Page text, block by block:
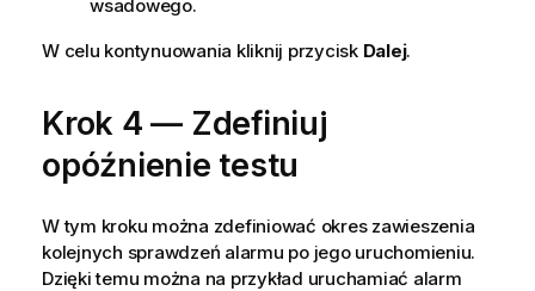
wsadowego.
W celu kontynuowania kliknij przycisk Dalej.
Krok 4 — Zdefiniuj
opóźnienie testu
W tym kroku można zdefiniować okres zawieszenia
kolejnych sprawdzeń alarmu po jego uruchomieniu.
Dzięki temu można na przykład uruchamiać alarm